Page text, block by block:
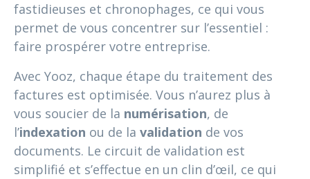
fastidieuses et chronophages, ce qui vous
permet de vous concentrer sur l’essentiel :
faire prospérer votre entreprise.
Avec Yooz, chaque étape du traitement des
factures est optimisée. Vous n’aurez plus à
vous soucier de la numérisation, de
l’indexation ou de la validation de vos
documents. Le circuit de validation est
simplifié et s’effectue en un clin d’œil, ce qui